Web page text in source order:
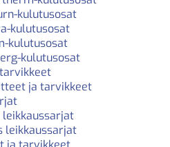
kulutusosat
kulutusosat
kulutusosat
kulutusosat
ja tarvikkeet
leikkaussarjat
leikkaussarjat